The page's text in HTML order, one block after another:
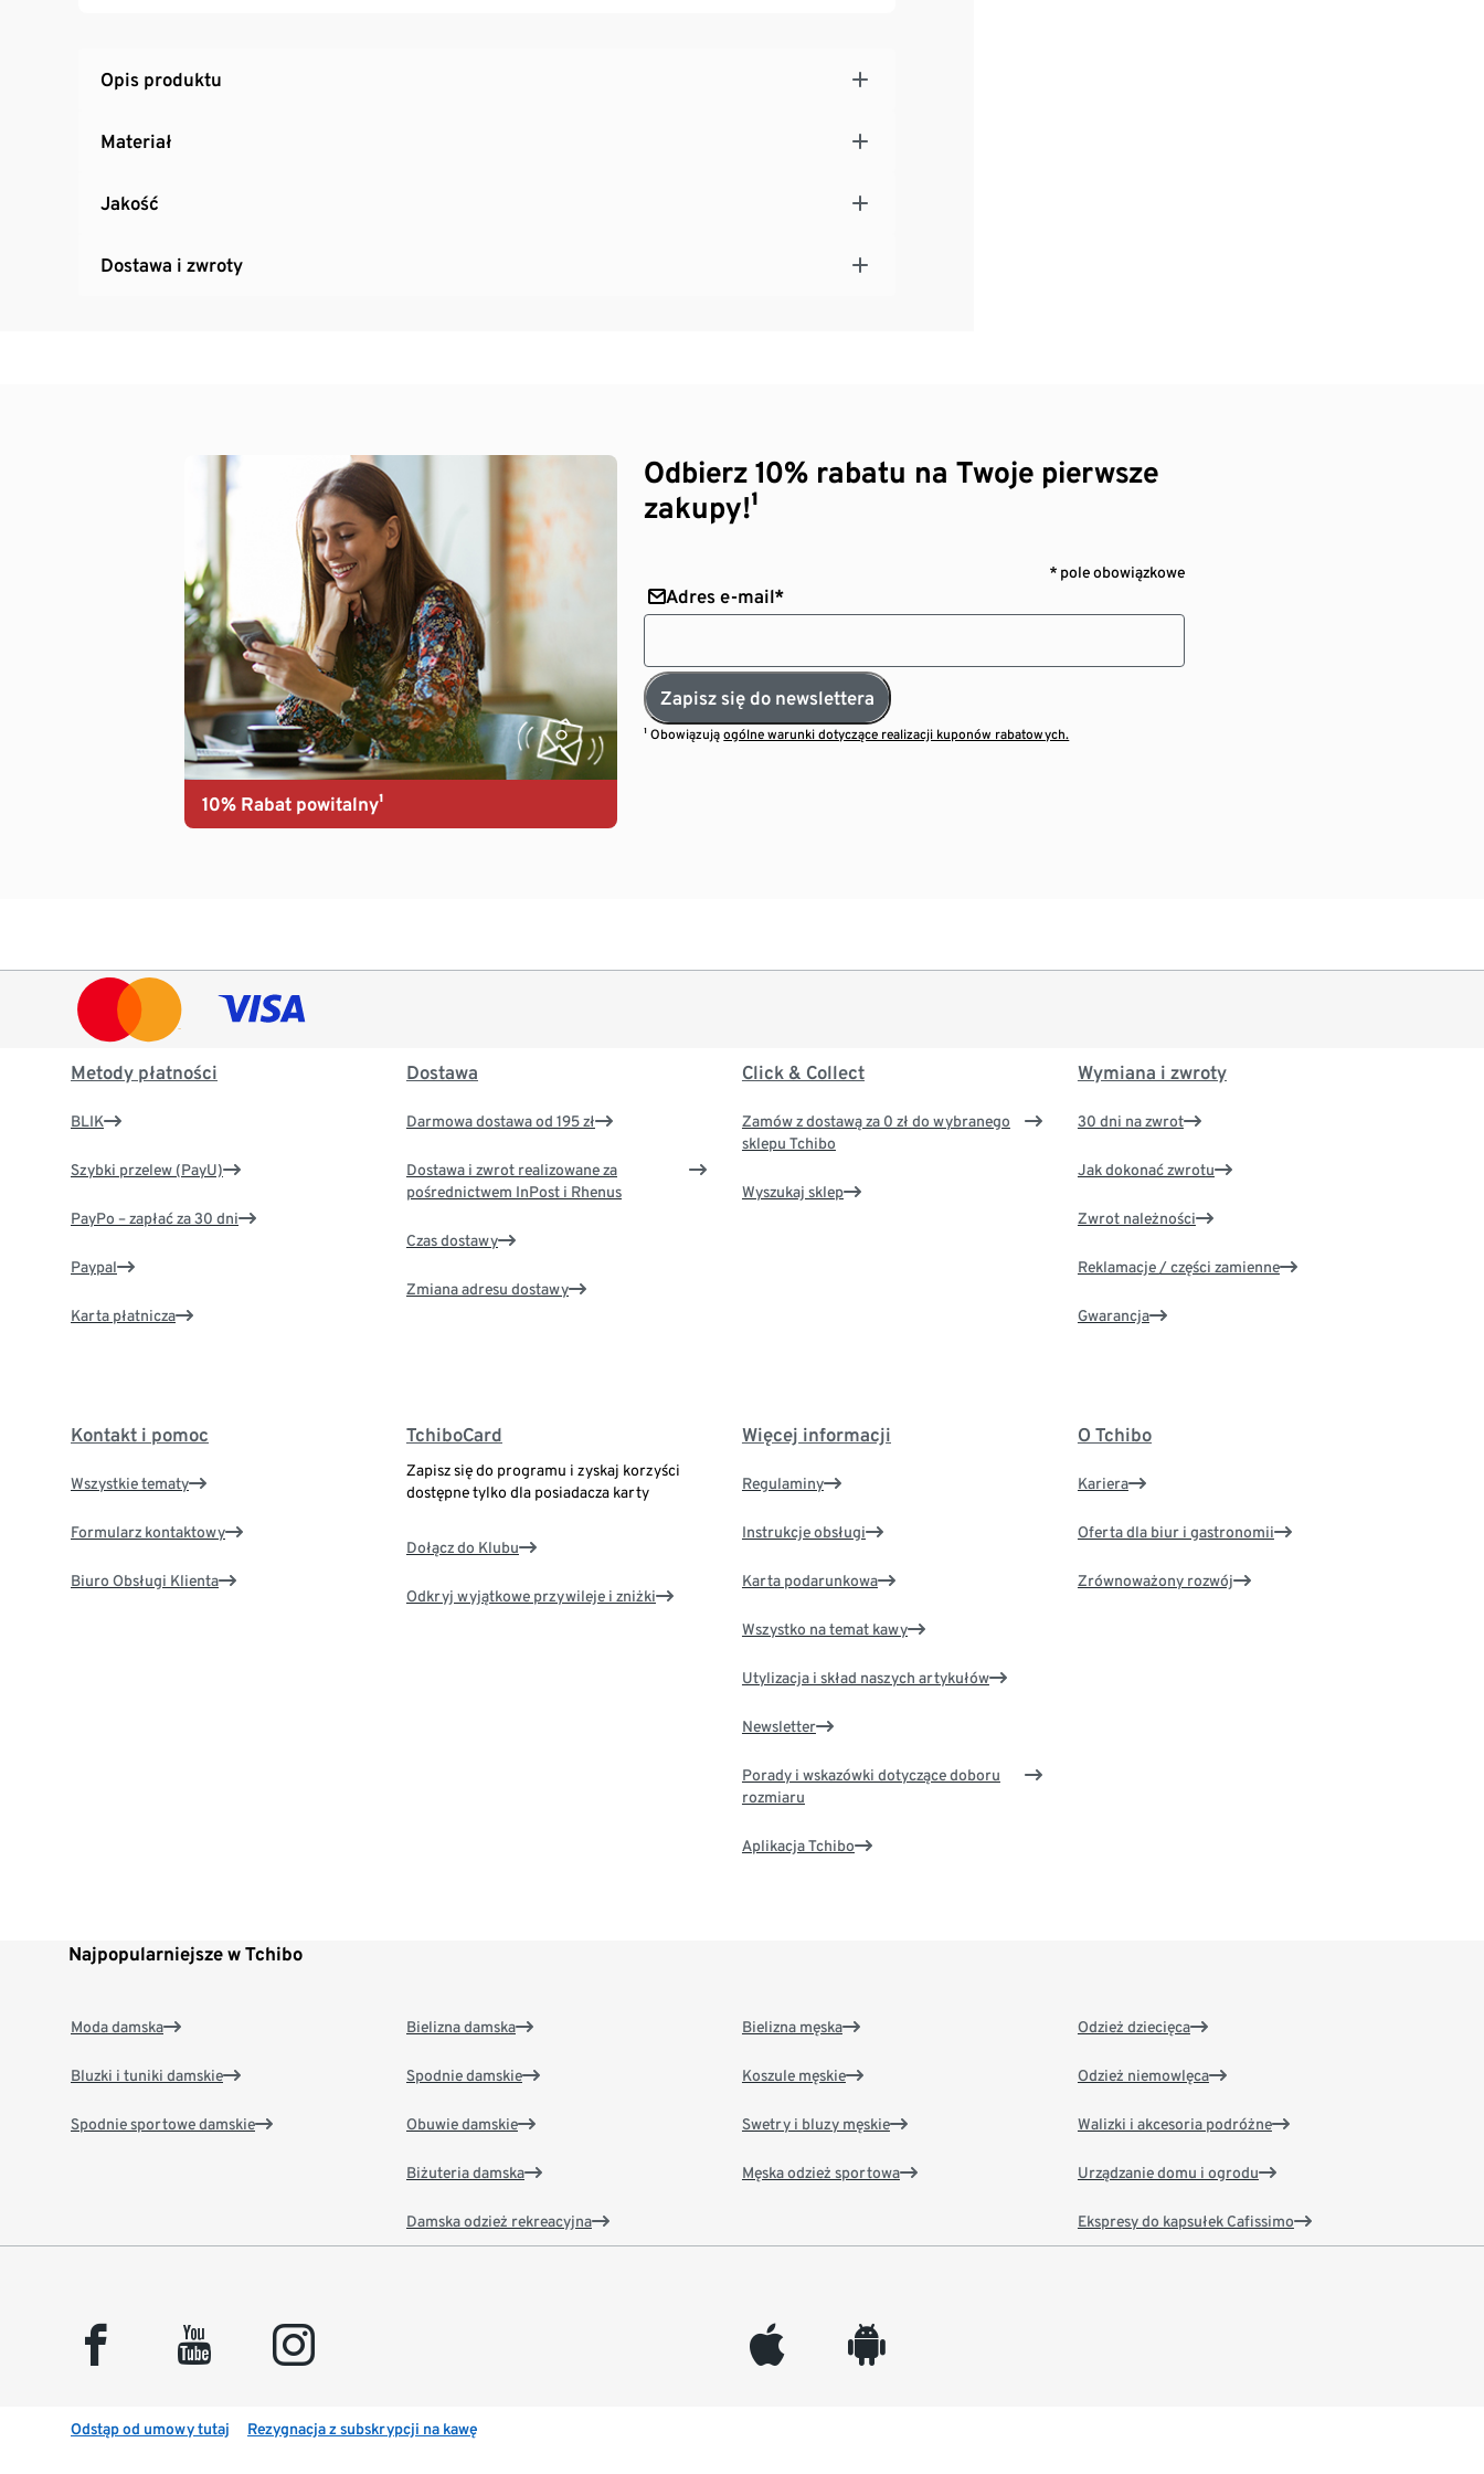
Opis produktu
Materiał
Jakość
Dostawa i zwroty
10% Rabat powitalny¹
Odbierz 10% rabatu na Twoje pierwsze
zakupy!¹
* pole obowiązkowe
Adres e-mail*
Zapisz się do newslettera
¹ Obowiązująogólne warunki dotyczące realizacji kuponów rabatowych.
Metody płatności
BLIK
Szybki przelew (PayU)
PayPo – zapłać za 30 dni
Paypal
Karta płatnicza
Dostawa
Darmowa dostawa od 195 zł
Dostawa i zwrot realizowane za
pośrednictwem InPost i Rhenus
Czas dostawy
Zmiana adresu dostawy
Click & Collect
Zamów z dostawą za 0 zł do wybranego
sklepu Tchibo
Wyszukaj sklep
Wymiana i zwroty
30 dni na zwrot
Jak dokonać zwrotu
Zwrot należności
Reklamacje / części zamienne
Gwarancja
Kontakt i pomoc
Wszystkie tematy
Formularz kontaktowy
Biuro Obsługi Klienta
TchiboCard
Zapisz się do programu i zyskaj korzyści
dostępne tylko dla posiadacza karty
Dołącz do Klubu
Odkryj wyjątkowe przywileje i zniżki
Więcej informacji
Regulaminy
Instrukcje obsługi
Karta podarunkowa
Wszystko na temat kawy
Utylizacja i skład naszych artykułów
Newsletter
Porady i wskazówki dotyczące doboru
rozmiaru
Aplikacja Tchibo
O Tchibo
Kariera
Oferta dla biur i gastronomii
Zrównoważony rozwój
Najpopularniejsze w Tchibo
Moda damska
Bluzki i tuniki damskie
Spodnie sportowe damskie
Bielizna damska
Spodnie damskie
Obuwie damskie
Biżuteria damska
Damska odzież rekreacyjna
Bielizna męska
Koszule męskie
Swetry i bluzy męskie
Męska odzież sportowa
Odzież dziecięca
Odzież niemowlęca
Walizki i akcesoria podróżne
Urządzanie domu i ogrodu
Ekspresy do kapsułek Cafissimo
facebook youtube instagram appleinc android
Odstąp od umowy tutaj Rezygnacja z subskrypcji na kawę